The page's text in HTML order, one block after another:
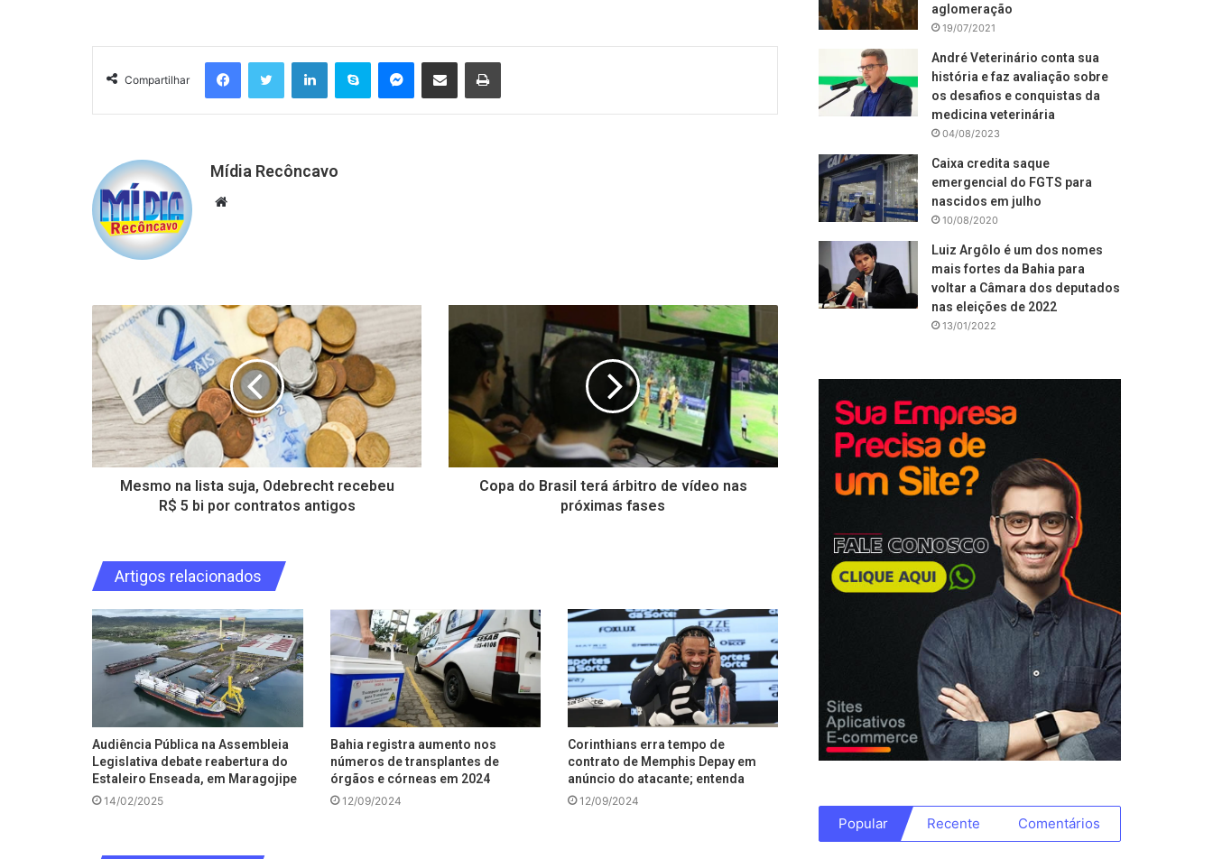
Compartilhar
FacebookTwitter LinkedinSkype Messenger
Compartilhar via e-mail Imprimir
Mídia Recôncavo
Website
Mesmo na lista suja, Odebrecht recebeu
R$ 5 bi por contratos antigos
Copa do Brasil terá árbitro de vídeo nas
próximas fases
Artigos relacionados
Audiência Pública na Assembleia
Legislativa debate reabertura do
Estaleiro Enseada, em Maragojipe
14/02/2025
Bahia registra aumento nos
números de transplantes de
órgãos e córneas em 2024
12/09/2024
Corinthians erra tempo de
contrato de Memphis Depay em
anúncio do atacante; entenda
12/09/2024
aglomeração
19/07/2021
André Veterinário conta sua
história e faz avaliação sobre
os desafios e conquistas da
medicina veterinária
04/08/2023
Caixa credita saque
emergencial do FGTS para
nascidos em julho
10/08/2020
Luiz Argôlo é um dos nomes
mais fortes da Bahia para
voltar a Câmara dos deputados
nas eleições de 2022
13/01/2022
Popular Recente Comentários